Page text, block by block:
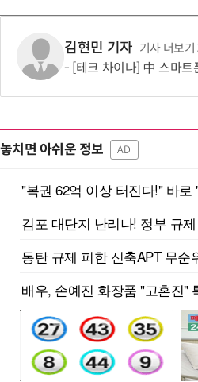
김현민 기자 기사 더보기
[테크 차이나] 中 스마트폰 가격 폭등…AI·5G
놓치면 아쉬운 정보 AD